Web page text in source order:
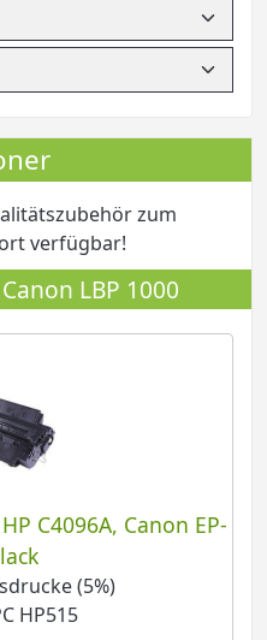
zum
verfügbar!
LBP 1000
C4096A, Canon EP-
(5%)
HP515